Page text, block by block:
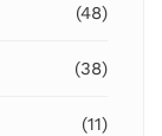
(48)
(38)
(11)